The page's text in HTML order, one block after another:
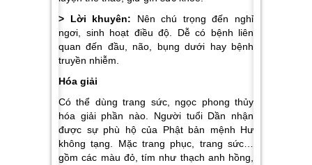
> Lời khuyên: Nên chú trọng đến nghỉ
ngơi, sinh hoạt điều độ. Dễ có bệnh liên
quan đến đầu, não, bụng dưới hay bệnh
truyền nhiễm.
Hóa giải
Có thể dùng trang sức, ngọc phong thủy
hóa giải phần nào. Người tuổi Dần nhận
được sự phù hộ của Phật bản mệnh Hư
không tạng. Mặc trang phục, trang sức…
gồm các màu đỏ, tím như thạch anh hồng,